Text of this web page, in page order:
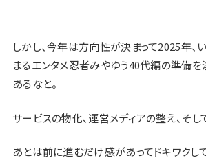
しかし、今年は方向性が決まって2025年、
まるエンタメ忍者みやゆう40代編の準備を
あるなと。
サービスの物化、運営メディアの整え、そし
あとは前に進むだけ感があってドキワクして